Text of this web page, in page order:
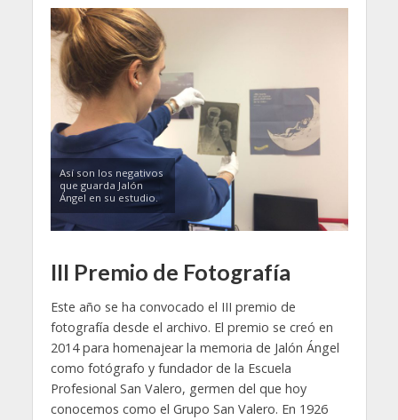
Así son los negativos
que guarda Jalón
Ángel en su estudio.
III Premio de Fotografía
Este año se ha convocado el III premio de
fotografía desde el archivo. El premio se creó en
2014 para homenajear la memoria de Jalón Ángel
como fotógrafo y fundador de la Escuela
Profesional San Valero, germen del que hoy
conocemos como el Grupo San Valero. En 1926